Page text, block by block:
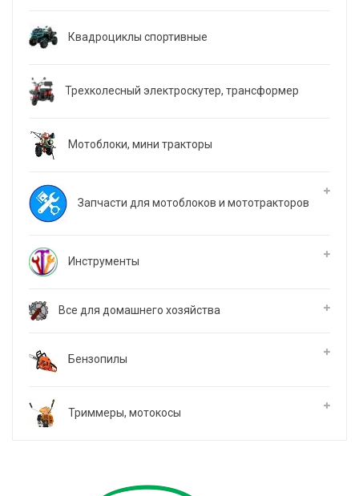
Квадроциклы спортивные
Трехколесный электроскутер, трансформер
Мотоблоки, мини тракторы
Запчасти для мотоблоков и мототракторов
Инструменты
Все для домашнего хозяйства
Бензопилы
Триммеры, мотокосы